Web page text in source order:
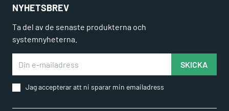
NYHETSBREV
Ta del av de senaste produkterna och
systemnyheterna.
SKICKA
Jag accepterar att ni sparar min emailadress